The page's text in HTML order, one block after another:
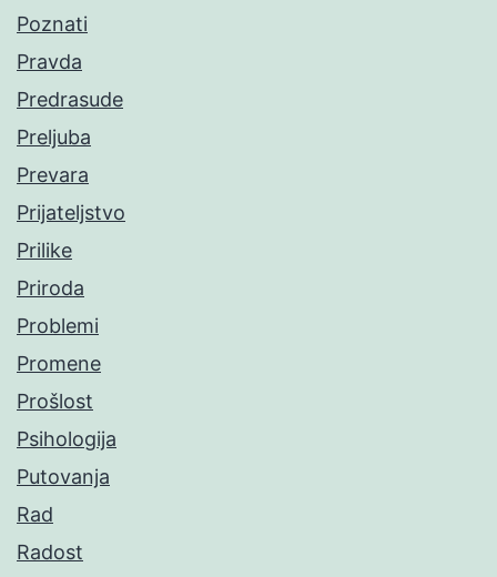
Poznati
Pravda
Predrasude
Preljuba
Prevara
Prijateljstvo
Prilike
Priroda
Problemi
Promene
Prošlost
Psihologija
Putovanja
Rad
Radost